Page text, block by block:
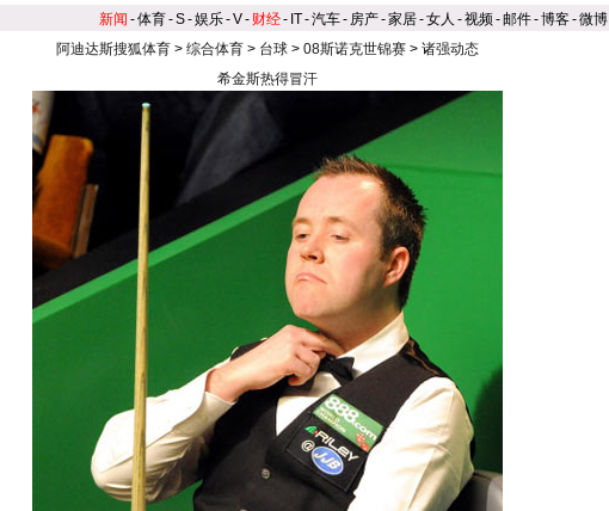
新闻 -体育-S-娱乐-V- 财经- IT-汽车- 房产-家居-女人 -视频-邮件-博客-微博
阿迪达斯搜狐体育 > 综合体育 > 台球 > 08斯诺克世锦赛 > 诸强动态
希金斯热得冒汗